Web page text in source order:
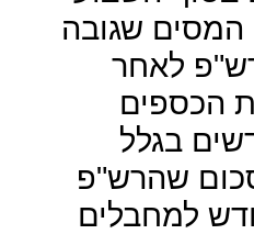
שגובה
לאחר
הכספים
בגלל
שהרש"פ
למחבלים